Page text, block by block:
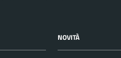
NOVITÀ